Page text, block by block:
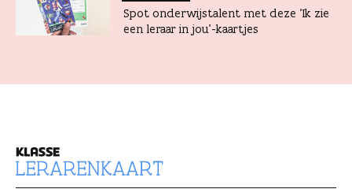
Spot onderwijstalent met deze ‘Ik zie
een leraar in jou’-kaartjes
l
e